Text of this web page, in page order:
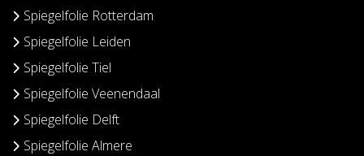
Spiegelfolie Rotterdam
Spiegelfolie Leiden
Spiegelfolie Tiel
Spiegelfolie Veenendaal
Spiegelfolie Delft
Spiegelfolie Almere